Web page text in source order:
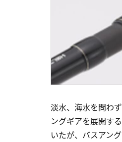
淡水、海水を問わ
ングギアを展開す
いたが、バスアン